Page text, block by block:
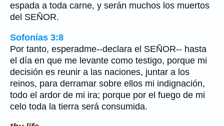
espada a toda carne, y serán muchos los muertos
del SEÑOR.
Sofonías 3:8
Por tanto, esperadme--declara el SEÑOR-- hasta
el día en que me levante como testigo, porque mi
decisión es reunir a las naciones, juntar a los
reinos, para derramar sobre ellos mi indignación,
todo el ardor de mi ira; porque por el fuego de mi
celo toda la tierra será consumida.